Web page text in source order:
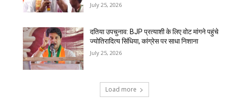
July 25, 2026
दतिया उपचुनाव: BJP प्रत्याशी के लिए वोट मांगने पहुंचे
ज्योतिरादित्य सिंधिया, कांग्रेस पर साधा निशाना
July 25, 2026
Load more